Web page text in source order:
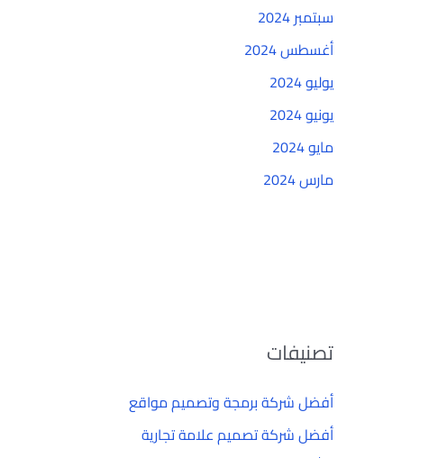
سبتمبر 2024
أغسطس 2024
يوليو 2024
يونيو 2024
مايو 2024
مارس 2024
تصنيفات
أفضل شركة برمجة وتصميم مواقع
أفضل شركة تصميم علامة تجارية